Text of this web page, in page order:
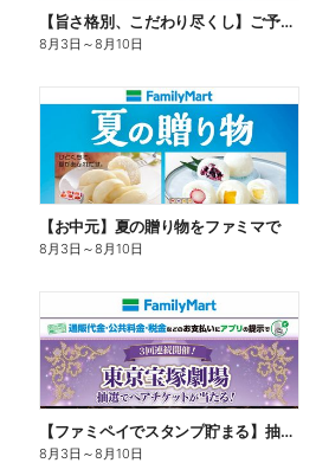
【旨さ格別、こだわり尽くし】ご予約弁当
8月3日 ～8月10日
【お中元】夏の贈り物をファミマで
8月3日 ～8月10日
【ファミペイでスタンプ貯まる】抽選でペアチケットが当たる!
8月3日 ～8月10日